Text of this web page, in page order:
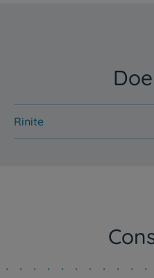
Rinite